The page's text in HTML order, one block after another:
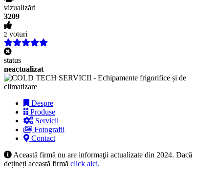
vizualizări
3209
2 voturi
status
neactualizat
Despre
Produse
Servicii
Fotografii
Contact
Această firmă nu are informaţii actualizate din 2024. Dacă
dețineți această firmă click aici.